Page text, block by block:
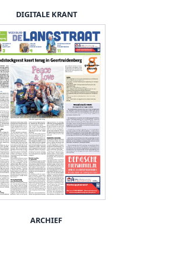
DIGITALE KRANT
ARCHIEF